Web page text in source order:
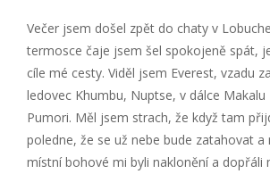
Večer jsem došel zpět do chaty v
termosce čaje jsem šel spokojeně spát,
cíle mé cesty. Viděl jsem Everest, vzadu
ledovec Khumbu, Nuptse, v dálce
Pumori. Měl jsem strach, že když tam
poledne, že se už nebe bude zatahovat a
místní bohové mi byli naklonění a dopřáli